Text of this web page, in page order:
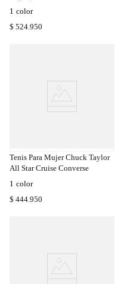
1 color
$ 524.950
Tenis Para Mujer Chuck Taylor
All Star Cruise Converse
1 color
$ 444.950